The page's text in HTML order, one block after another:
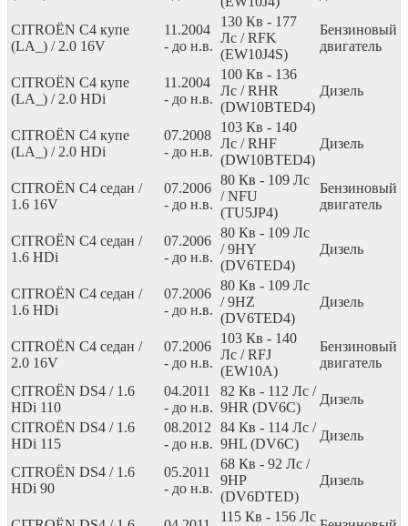
CITROËN C4 купе
(LA_) / 2.0 16V
11.2004
- до н.в.
130 Кв - 177
Лс / RFK
(EW10J4S)
Бензиновый
двигатель
CITROËN C4 купе
(LA_) / 2.0 HDi
11.2004
- до н.в.
100 Кв - 136
Лс / RHR
(DW10BTED4)
Дизель
CITROËN C4 купе
(LA_) / 2.0 HDi
07.2008
- до н.в.
103 Кв - 140
Лс / RHF
(DW10BTED4)
Дизель
CITROËN C4 седан /
1.6 16V
07.2006
- до н.в.
80 Кв - 109 Лс
/ NFU
(TU5JP4)
Бензиновый
двигатель
CITROËN C4 седан /
1.6 HDi
07.2006
- до н.в.
80 Кв - 109 Лс
/ 9HY
(DV6TED4)
Дизель
CITROËN C4 седан /
1.6 HDi
07.2006
- до н.в.
80 Кв - 109 Лс
/ 9HZ
(DV6TED4)
Дизель
CITROËN C4 седан /
2.0 16V
07.2006
- до н.в.
103 Кв - 140
Лс / RFJ
(EW10A)
Бензиновый
двигатель
CITROËN DS4 / 1.6
HDi 110
04.2011
- до н.в.
82 Кв - 112 Лс /
9HR (DV6C)
Дизель
CITROËN DS4 / 1.6
HDi 115
08.2012
- до н.в.
84 Кв - 114 Лс /
9HL (DV6C)
Дизель
CITROËN DS4 / 1.6
HDi 90
05.2011
- до н.в.
68 Кв - 92 Лс /
9HP
(DV6DTED)
Дизель
115 Кв - 156 Лс